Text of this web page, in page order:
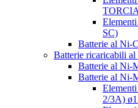
SC)
Batterie al Ni-
Batterie ricaricabili
Batterie al Ni-
Batterie al Ni-
2/3A)